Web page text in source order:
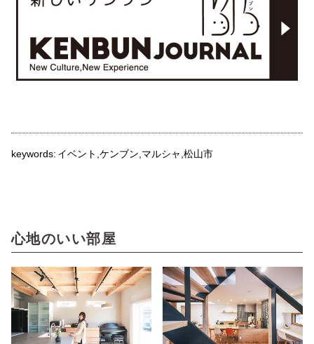
keywords: イベント ケンブン マルシャ 松山市
心地のいい部屋